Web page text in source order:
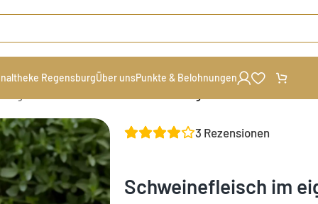
RegensburgÜber unsPunkte & Belohnungen
3 Rezensionen
Schweinefleisch im